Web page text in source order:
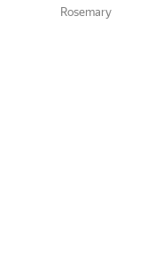
Rosemary